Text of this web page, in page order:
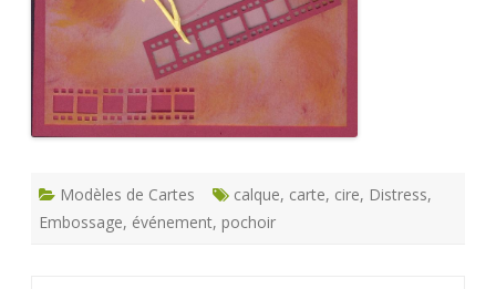
Modèles de Cartes calque, carte, cire, Distress,
Embossage, événement, pochoir